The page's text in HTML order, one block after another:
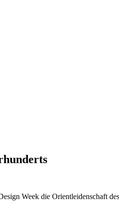
Week die Orientleidenschaft